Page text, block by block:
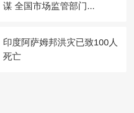
谋 全国市场监管部门...
印度阿萨姆邦洪灾已致100人
死亡